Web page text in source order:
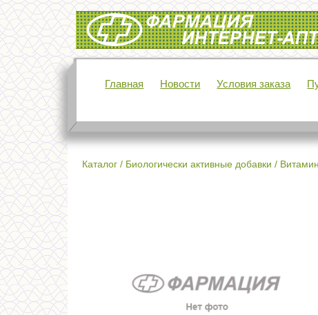
Интернет-аптека Фармация
Главная Новости Условия заказа
Каталог / Биологически активные добавки /